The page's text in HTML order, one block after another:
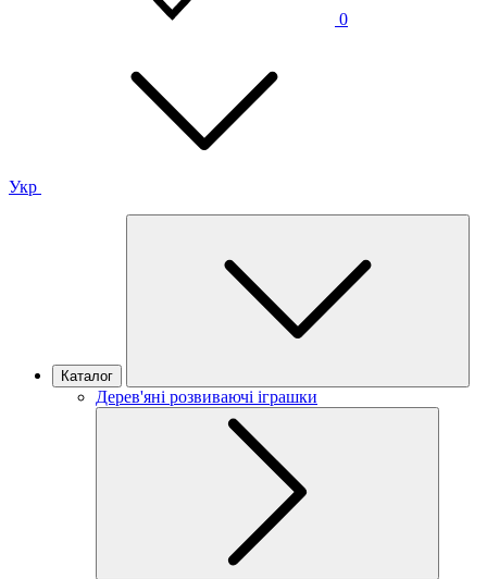
0
Укр
Каталог
Дерев'яні розвиваючі іграшки